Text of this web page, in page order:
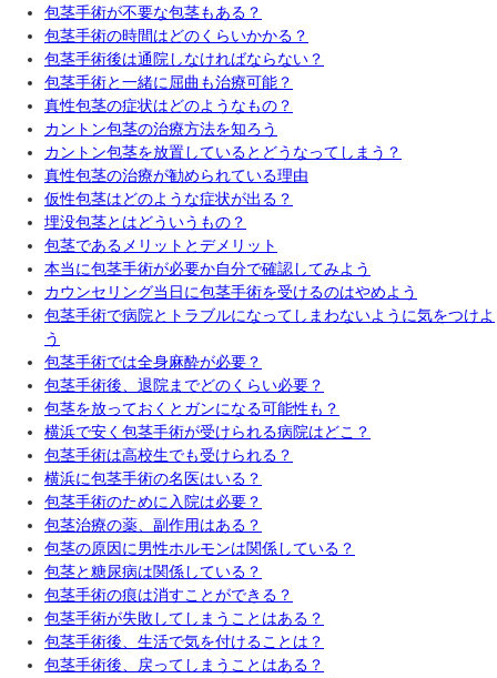
包茎手術が不要な包茎もある？
包茎手術の時間はどのくらいかかる？
包茎手術後は通院しなければならない？
包茎手術と一緒に屈曲も治療可能？
真性包茎の症状はどのようなもの？
カントン包茎の治療方法を知ろう
カントン包茎を放置しているとどうなってしまう？
真性包茎の治療が勧められている理由
仮性包茎はどのような症状が出る？
埋没包茎とはどういうもの？
包茎であるメリットとデメリット
本当に包茎手術が必要か自分で確認してみよう
カウンセリング当日に包茎手術を受けるのはやめよう
包茎手術で病院とトラブルになってしまわないように気をつけよ
う
包茎手術では全身麻酔が必要？
包茎手術後、退院までどのくらい必要？
包茎を放っておくとガンになる可能性も？
横浜で安く包茎手術が受けられる病院はどこ？
包茎手術は高校生でも受けられる？
横浜に包茎手術の名医はいる？
包茎手術のために入院は必要？
包茎治療の薬、副作用はある？
包茎の原因に男性ホルモンは関係している？
包茎と糖尿病は関係している？
包茎手術の痕は消すことができる？
包茎手術が失敗してしまうことはある？
包茎手術後、生活で気を付けることは？
包茎手術後、戻ってしまうことはある？